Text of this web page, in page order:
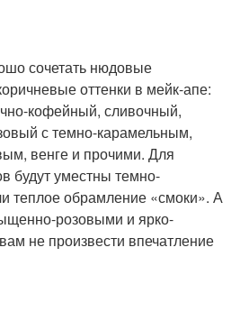
сочетать нюдовые
оттенки в мейк-апе:
кофейный, сливочный,
с темно-карамельным,
венге и прочими. Для
будут уместны темно-
теплое обрамление «смоки». А
розовыми и ярко-
не произвести впечатление